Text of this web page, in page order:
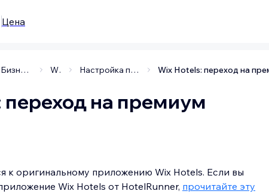
Цена
Бизнес приложения Wix Hotels Настройка приложения Wix Hotels
переход на премиум
к оригинальному приложению Wix Hotels. Если вы
Wix Hotels от HotelRunner, прочитайте эту